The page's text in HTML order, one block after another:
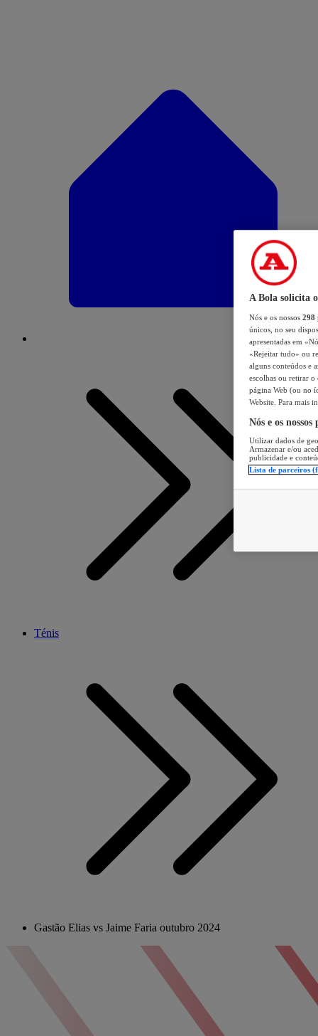
Ténis
Gastão Elias vs Jaime Faria outubro 2024
A Bola solicita
Nós e os nossos 298
únicos, no seu
apresentadas em
«Rejeitar tudo» ou
alguns conteúdos e
escolhas ou retirar
página Web (ou no
Website. Para mais
Nós e os
Utilizar dados de
Armazenar e/ou
publicidade e
Lista de parceiros